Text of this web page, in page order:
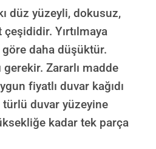
yüzeyli, dokusuz,
Yırtılmaya
göre daha düşüktür.
Zararlı madde
fiyatlı duvar kağıdı
duvar yüzeyine
kadar tek parça